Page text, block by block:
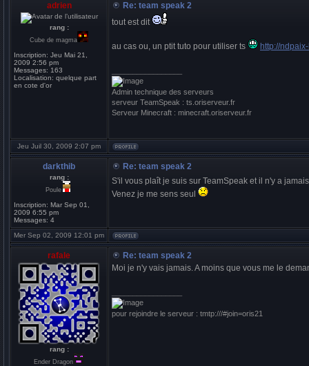
adrien
rang :
Cube de magma
Inscription: Jeu Mai 21,
2009 2:56 pm
Messages: 163
Localisation: quelque part
en cote d'or
Re: team speak 2
tout est dit
au cas ou, un ptit tuto pour utiliser ts http://
Admin technique des serveurs
serveur TeamSpeak : ts.oriserveur.fr
Serveur Minecraft : minecraft.oriserveur.fr
Jeu Juil 30, 2009 2:07 pm
darkthib
rang :
Poule
Inscription: Mar Sep 01,
2009 6:55 pm
Messages: 4
Re: team speak 2
S'il vous plaît je suis sur TeamSpeak et il n'y a
Venez je me sens seul
Mer Sep 02, 2009 12:01 pm
rafale
rang :
Ender Dragon
Re: team speak 2
Moi je n'y vais jamais. A moins que vous me le
pour rejoindre le serveur : tmtp:///#join=oris21